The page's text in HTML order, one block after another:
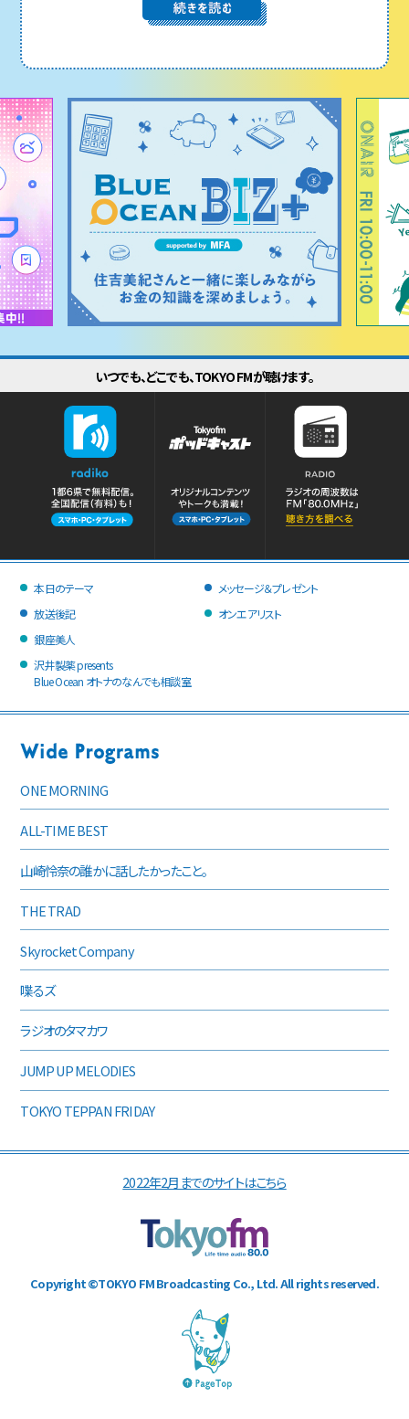
いつでも、どこでも、TOKYO FMが聴けます。
本日のテーマ
放送後記
メッセージ＆プレゼント
オンエアリスト
銀座美人
沢井製薬 presents
Blue Ocean オトナのなんでも相談室
ONE MORNING
ALL-TIME BEST
山崎怜奈の誰かに話したかったこと。
THE TRAD
Skyrocket Company
喋るズ
ラジオのタマカワ
JUMP UP MELODIES
TOKYO TEPPAN FRIDAY
2022年2月までのサイトはこちら
Copyright ©TOKYO FM Broadcasting Co., Ltd. All rights reserved.